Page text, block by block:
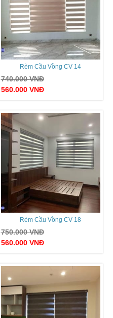
Rèm Cầu Vồng CV 14
740.000VNĐ
560.000 VNĐ
Rèm Cầu Vồng CV 18
750.000VNĐ
560.000 VNĐ